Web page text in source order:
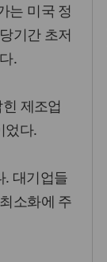
는 미국 정
기간 초저
.
제조업
었다.
. 대기업들
소화에 주